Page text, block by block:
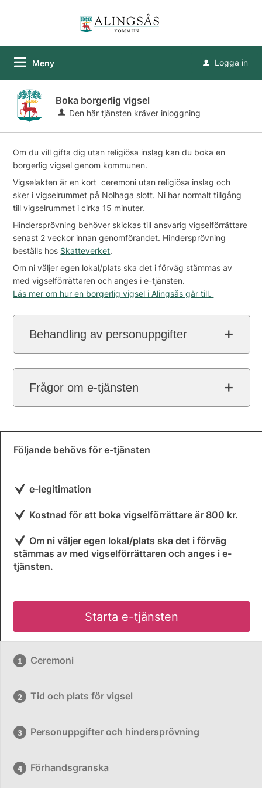
Meny u Logga in
Boka borgerlig vigsel
Den här tjänsten kräver inloggning
Om du vill gifta dig utan religiösa inslag kan du boka en
borgerlig vigsel genom kommunen.
Vigselakten är en kort ceremoni utan religiösa inslag och
sker i vigselrummet på Nolhaga slott. Ni har normalt tillgång
till vigselrummet i cirka 15 minuter.
Hindersprövning behöver skickas till ansvarig vigselförrättare
senast 2 veckor innan genomförandet. Hindersprövning
beställs hos Skatteverket.
Om ni väljer egen lokal/plats ska det i förväg stämmas av
med vigselförrättaren och anges i e-tjänsten.
Läs mer om hur en borgerlig vigsel i Alingsås går till.
Behandling av personuppgifter
Frågor om e-tjänsten
Följande behövs för e-tjänsten
e-legitimation
Kostnad för att boka vigselförrättare är 800 kr.
Om ni väljer egen lokal/plats ska det i förväg
stämmas av med vigselförrättaren och anges i e-
tjänsten.
Starta e-tjänsten
Ceremoni
Tid och plats för vigsel
Personuppgifter och hindersprövning
Förhandsgranska